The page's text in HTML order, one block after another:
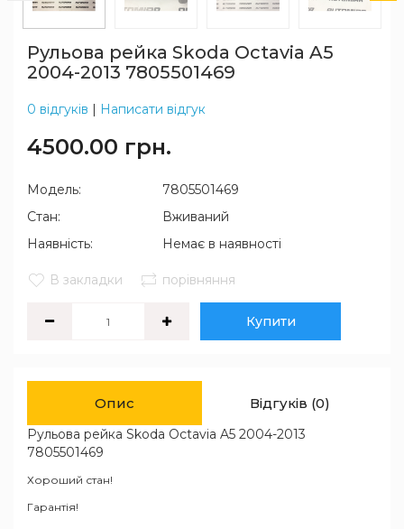
Рульова рейка Skoda Octavia A5
2004-2013 7805501469
0 відгуків | Написати відгук
4500.00 грн.
Модель:
7805501469
Стан:
Вживаний
Наявність:
Немає в наявності
В закладки порівняння
Купити
Опис Відгуків (0)
Рульова рейка Skoda Octavia A5 2004-2013
7805501469
Хороший стан!
Гарантія!